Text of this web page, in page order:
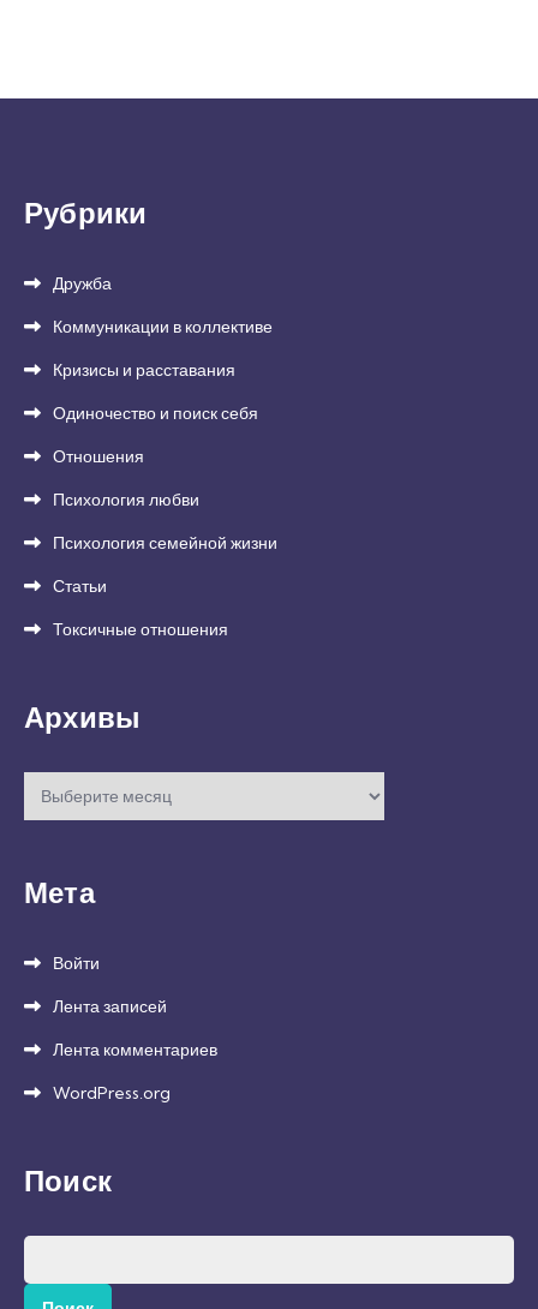
Рубрики
Дружба
Коммуникации в коллективе
Кризисы и расставания
Одиночество и поиск себя
Отношения
Психология любви
Психология семейной жизни
Статьи
Токсичные отношения
Архивы
Архивы
Мета
Войти
Лента записей
Лента комментариев
WordPress.org
Поиск